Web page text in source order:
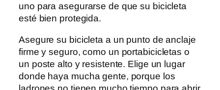
uno para asegurarse de que su bicicleta
esté bien protegida.
Asegure su bicicleta a un punto de anclaje
firme y seguro, como un portabicicletas o
un poste alto y resistente. Elige un lugar
donde haya mucha gente, porque los